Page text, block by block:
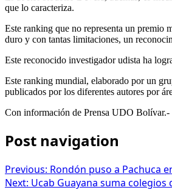
que lo caracteriza.
Este ranking que no representa un premio
duro y con tantas limitaciones, un
Este reconocido investigador udista ha
Este ranking mundial, elaborado por un
publicados por los diferentes autores por
Con información de Prensa UDO Bolívar.-
Post navigation
Previous: Rondón puso a Pachuca
Next: Ucab Guayana suma